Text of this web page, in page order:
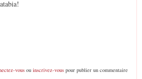
pané poesie
vousou inscrivez-vouspour publier un commentaire